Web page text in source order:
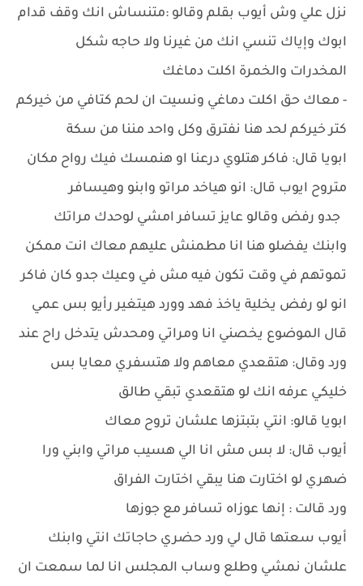
نزل علي وش أيوب بقلم وقالو :متنساش انك وقف قدام
ابوك وإياك تنسي انك من غيرنا ولا حاجه شكل
المخدرات والخمرة اكلت دماغك
- معاك حق اكلت دماغي ونسيت ان لحم كتافي من خيركم
كتر خيركم لحد هنا نفترق وكل واحد مننا من سكة
ابويا قال: فاكر هتلوي درعنا او هنمسك فيك رواح مكان
متروح ايوب قال: انو هياخد مراتو وابنو وهيسافر
جدو رفض وقالو عايز تسافر امشي لوحدك مراتك
وابنك يفضلو هنا انا مطمنش عليهم معاك انت ممكن
تموتهم في وقت تكون فيه مش في وعيك جدو كان فاكر
انو لو رفض يخلية ياخذ فهد وورد هيتغير رأيو بس عمي
قال الموضوع يخصني انا ومراتي ومحدش يتدخل راح عند
ورد وقال: هتقعدي معاهم ولا هتسفري معايا بس
خليكي عرفه انك لو هتقعدي تبقي طالق
ابويا قالو: انتي بتبتزها علشان تروح معاك
أيوب قال: لا بس مش انا الي هسيب مراتي وابني ورا
ضهري لو اختارت هنا يبقي اختارت الفراق
ورد قالت : إنها عوزاه تسافر مع جوزها
أيوب سعتها قال لي ورد حضري حاجاتك انتي وابنك
علشان نمشي وطلع وساب المجلس انا لما سمعت ان